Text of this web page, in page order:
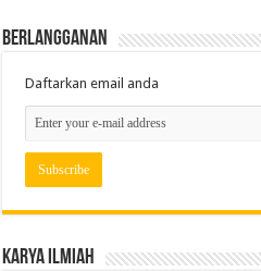
Berlangganan
Daftarkan email anda
Karya Ilmiah